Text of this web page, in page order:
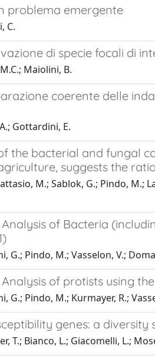
problema emergente
C.
di specie focali di
Maiolini, B.
coerente delle
Gottardini, E.
the bacterial and fungal
suggests the
M.; Sablok, G.; Pindo, M.;
of Bacteria
G.; Pindo, M.; Vasselon, V.;
of protists using
G.; Pindo, M.; Kurmayer, R.;
genes: a diversity
T.; Bianco, L.; Giacomelli, L.;